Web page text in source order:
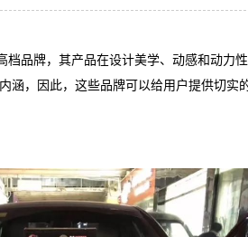
档品牌，其产品在设计美学、动感和动力
涵，因此，这些品牌可以给用户提供切实